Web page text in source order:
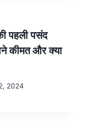
पहली पसंद
कीमत और क्या
2024